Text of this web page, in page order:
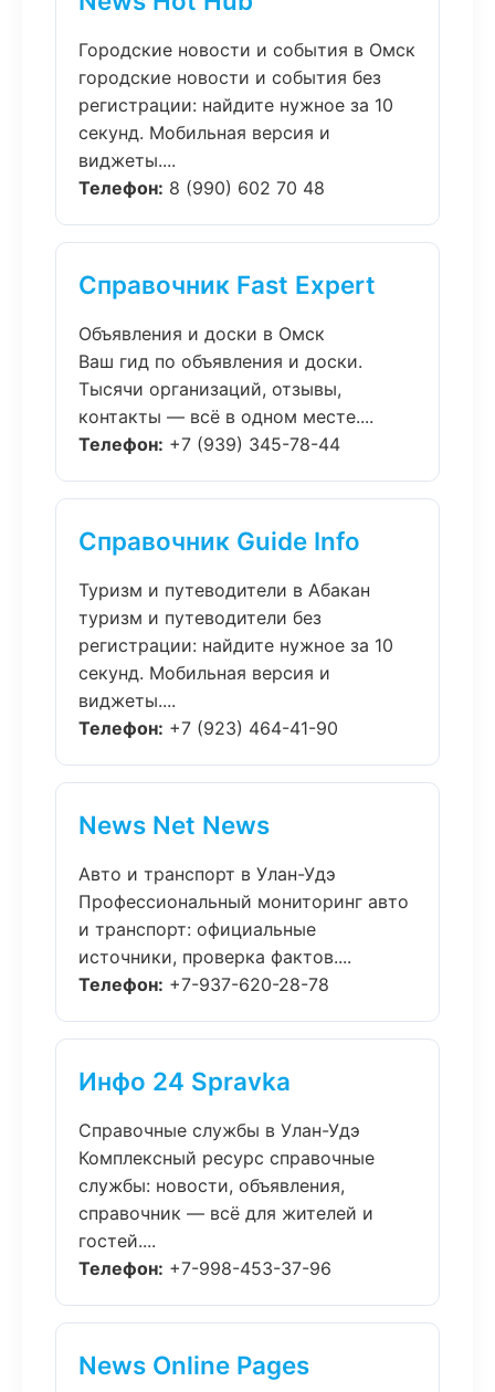
Городские новости и события в Омск
городские новости и события без
регистрации: найдите нужное за 10
секунд. Мобильная версия и
виджеты....
Телефон: 8 (990) 602 70 48
Справочник Fast Expert
Объявления и доски в Омск
Ваш гид по объявления и доски.
Тысячи организаций, отзывы,
контакты — всё в одном месте....
Телефон: +7 (939) 345-78-44
Справочник Guide Info
Туризм и путеводители в Абакан
туризм и путеводители без
регистрации: найдите нужное за 10
секунд. Мобильная версия и
виджеты....
Телефон: +7 (923) 464-41-90
News Net News
Авто и транспорт в Улан-Удэ
Профессиональный мониторинг авто
и транспорт: официальные
источники, проверка фактов....
Телефон: +7-937-620-28-78
Инфо 24 Spravka
Справочные службы в Улан-Удэ
Комплексный ресурс справочные
службы: новости, объявления,
справочник — всё для жителей и
гостей....
Телефон: +7-998-453-37-96
News Online Pages